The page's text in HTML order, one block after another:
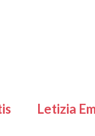
Letizia